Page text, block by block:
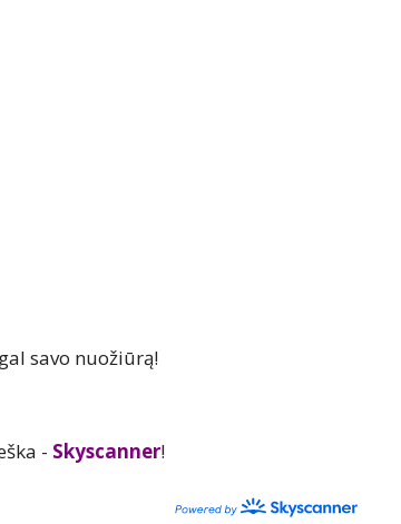
savo nuožiūrą!
- Skyscanner!